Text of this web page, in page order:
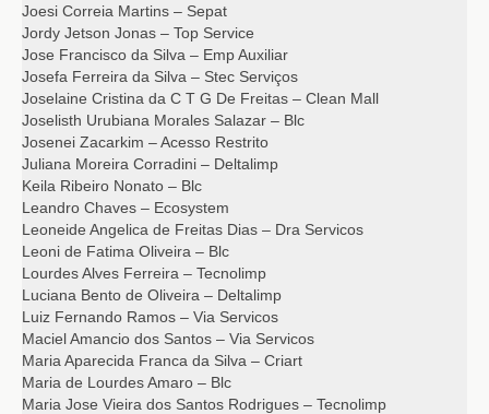
Joesi Correia Martins – Sepat
Jordy Jetson Jonas – Top Service
Jose Francisco da Silva – Emp Auxiliar
Josefa Ferreira da Silva – Stec Serviços
Joselaine Cristina da C T G De Freitas – Clean Mall
Joselisth Urubiana Morales Salazar – Blc
Josenei Zacarkim – Acesso Restrito
Juliana Moreira Corradini – Deltalimp
Keila Ribeiro Nonato – Blc
Leandro Chaves – Ecosystem
Leoneide Angelica de Freitas Dias – Dra Servicos
Leoni de Fatima Oliveira – Blc
Lourdes Alves Ferreira – Tecnolimp
Luciana Bento de Oliveira – Deltalimp
Luiz Fernando Ramos – Via Servicos
Maciel Amancio dos Santos – Via Servicos
Maria Aparecida Franca da Silva – Criart
Maria de Lourdes Amaro – Blc
Maria Jose Vieira dos Santos Rodrigues – Tecnolimp